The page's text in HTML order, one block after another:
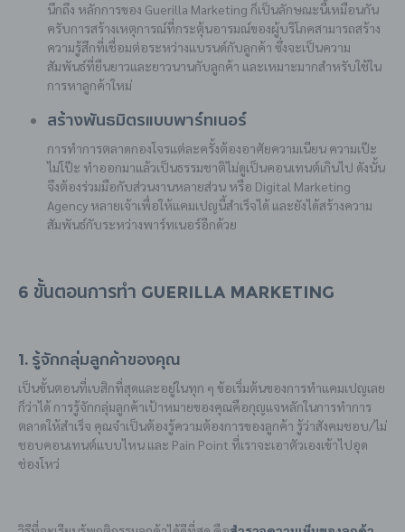
นึกถึง หลักการของ Guerilla Marketing ก็เป็นลักษณะนี้เหมือนกัน
ครับการสร้างเหตุการณ์ที่กระตุ้นอารมณ์ของผู้บริโภคสามารถสร้าง
ความรู้สึกที่เชื่อมต่อระหว่างแบรนด์กับลูกค้า ซึ่งจะเป็นความ
สัมพันธ์ที่ยืนยาวและยาวนานกับลูกค้า และเหมาะมากสำหรับใช้ใน
การหาลูกค้าใหม่
สร้างพันธมิตรแบบพาร์ทเนอร์
การทำการตลาดกองโจรแต่ละครั้งต้องอาศัยความเนียน ความเป๊ะ
ไม่โป๊ะ ทำออกมาแล้วเป็นธรรมชาติไม่ดูเป็นคอนเทนต์เกินไป ดังนั้น
จึงต้องร่วมมือกับส่วนงานหลายส่วน หรือ Digital Marketing
Agency หลายเจ้าเพื่อให้แคมเปญนี้สำเร็จได้ และยังได้สร้างความ
สัมพันธ์กับระหว่างพาร์ทเนอร์อีกด้วย
6 ขั้นตอนการทำ Guerilla Marketing
1. รู้จักกลุ่มลูกค้าของคุณ
เป็นขั้นตอนที่เบสิกที่สุดและอยู่ในทุก ๆ ข้อเริ่มต้นของการทำแคมเปญเลย
ก็ว่าได้ การรู้จักกลุ่มลูกค้าเป้าหมายของคุณคือกุญแจหลักในการทำการ
ตลาดให้สำเร็จ คุณจำเป็นต้องรู้ความต้องการของลูกค้า รู้ว่าสังคมชอบ/ไม่
ชอบคอนเทนต์แบบไหน และ Pain Point ที่เราจะเอาตัวเองเข้าไปอุด
ช่องโหว่